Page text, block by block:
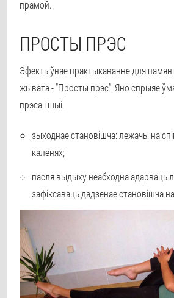
прамой.
ПРОСТЫ ПРЭС
Эфектыўнае практыкаванне для
жывата - "Просты прэс". Яно спрыяе
прэса і шыі.
зыходнае становішча: лежачы на
каленях;
пасля выдыху неабходна адарваць
зафіксаваць дадзенае становішча